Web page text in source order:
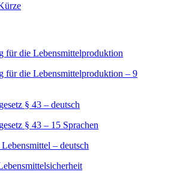
für die Lebensmittelproduktion
für die Lebensmittelproduktion – 9
§ 43 – deutsch
§ 43 – 15 Sprachen
– deutsch